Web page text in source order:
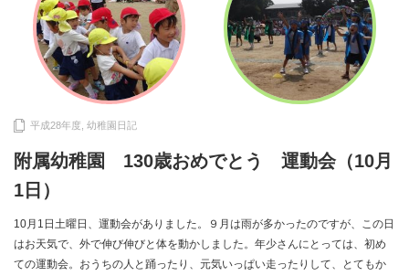
平成28年度 幼稚園日記
附属幼稚園 130歳おめでとう 運動会（10月
1日）
10月1日土曜日、運動会がありました。９月は雨が多かったのですが、この日
はお天気で、外で伸び伸びと体を動かしました。年少さんにとっては、初め
ての運動会。おうちの人と踊ったり、元気いっぱい走ったりして、とてもか